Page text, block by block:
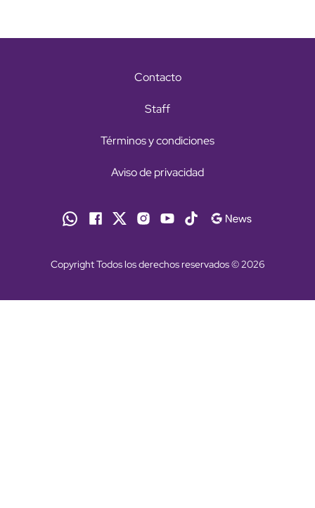
Contacto
Staff
Términos y condiciones
Aviso de privacidad
Copyright Todos los derechos reservados © 2026